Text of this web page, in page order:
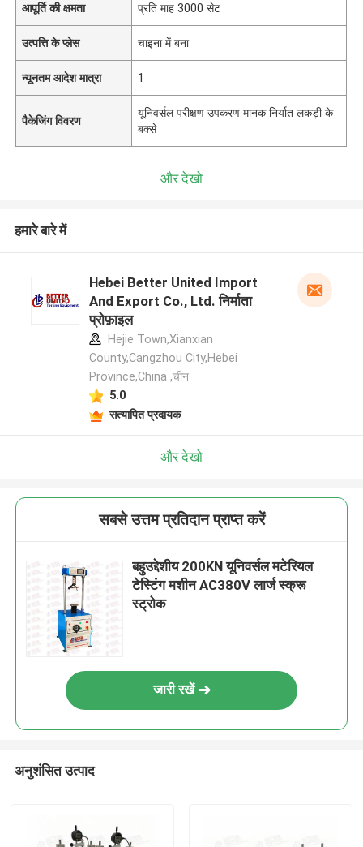
आपूर्ति की क्षमता प्रति माह 3000 सेट
उत्पत्ति के प्लेस चाइना में बना
न्यूनतम आदेश मात्रा 1
पैकेजिंग विवरण
यूनिवर्सल परीक्षण उपकरण मानक निर्यात लकड़ी के
बक्से
और देखो
हमारे बारे में
Hebei Better United Import
And Export Co., Ltd. निर्माता
प्रोफ़ाइल
Hejie Town,Xianxian
County,Cangzhou City,Hebei
Province,China ,चीन
5.0
सत्यापित प्रदायक
और देखो
सबसे उत्तम प्रतिदान प्राप्त करें
बहुउद्देशीय 200KN यूनिवर्सल मटेरियल
टेस्टिंग मशीन AC380V लार्ज स्क्रू
स्ट्रोक
जारी रखें
अनुशंसित उत्पाद